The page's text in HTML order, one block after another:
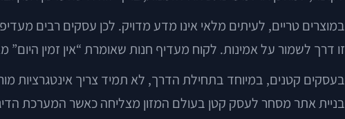
במוצרים טריים, לעיתים מלאי אינו מדע מדויק. לכן עסקים רבים
זו דרך לשמור על אמינות. לקוח מעדיף חנות שאומרת “אין זמין
בעסקים קטנים, במיוחד בתחילת הדרך, לא תמיד צריך אינטגרציות
בניית אתר מסחר לעסק קטן בעולם המזון מצליחה כאשר המערכת